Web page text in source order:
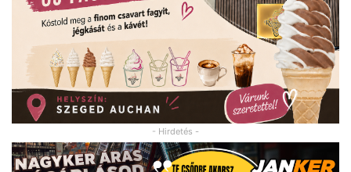
- Hirdetés -